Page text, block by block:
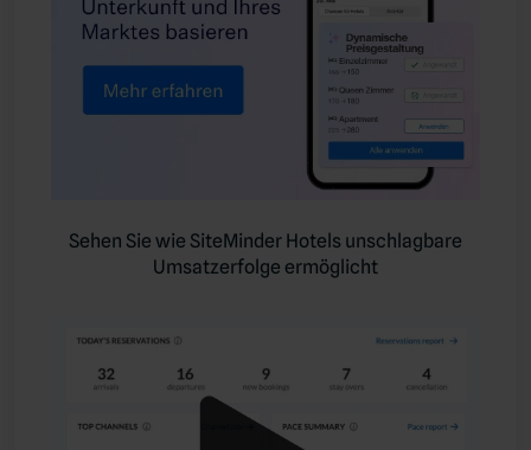
Sehen Sie wie SiteMinder Hotels unschlagbare
Umsatzerfolge ermöglicht